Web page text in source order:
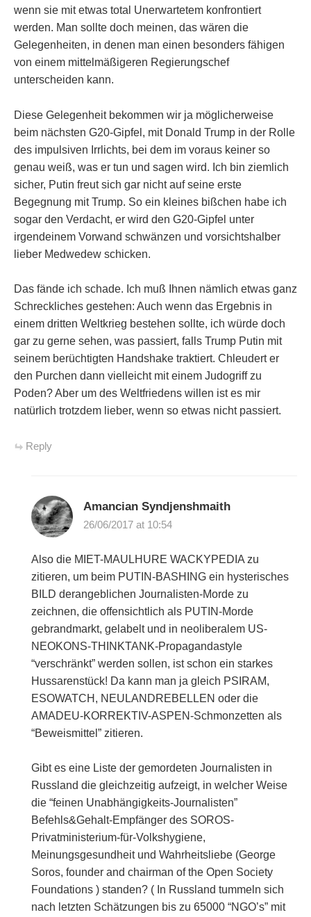
wenn sie mit etwas total Unerwartetem konfrontiert
werden. Man sollte doch meinen, das wären die
Gelegenheiten, in denen man einen besonders fähigen
von einem mittelmäßigeren Regierungschef
unterscheiden kann.
Diese Gelegenheit bekommen wir ja möglicherweise
beim nächsten G20-Gipfel, mit Donald Trump in der Rolle
des impulsiven Irrlichts, bei dem im voraus keiner so
genau weiß, was er tun und sagen wird. Ich bin ziemlich
sicher, Putin freut sich gar nicht auf seine erste
Begegnung mit Trump. So ein kleines bißchen habe ich
sogar den Verdacht, er wird den G20-Gipfel unter
irgendeinem Vorwand schwänzen und vorsichtshalber
lieber Medwedew schicken.
Das fände ich schade. Ich muß Ihnen nämlich etwas ganz
Schreckliches gestehen: Auch wenn das Ergebnis in
einem dritten Weltkrieg bestehen sollte, ich würde doch
gar zu gerne sehen, was passiert, falls Trump Putin mit
seinem berüchtigten Handshake traktiert. Chleudert er
den Purchen dann vielleicht mit einem Judogriff zu
Poden? Aber um des Weltfriedens willen ist es mir
natürlich trotzdem lieber, wenn so etwas nicht passiert.
Reply
Amancian Syndjenshmaith
26/06/2017 at 10:54
Also die MIET-MAULHURE WACKYPEDIA zu
zitieren, um beim PUTIN-BASHING ein hysterisches
BILD derangeblichen Journalisten-Morde zu
zeichnen, die offensichtlich als PUTIN-Morde
gebrandmarkt, gelabelt und in neoliberalem US-
NEOKONS-THINKTANK-Propagandastyle
“verschränkt” werden sollen, ist schon ein starkes
Hussarenstück! Da kann man ja gleich PSIRAM,
ESOWATCH, NEULANDREBELLEN oder die
AMADEU-KORREKTIV-ASPEN-Schmonzetten als
“Beweismittel” zitieren.
Gibt es eine Liste der gemordeten Journalisten in
Russland die gleichzeitig aufzeigt, in welcher Weise
die “feinen Unabhängigkeits-Journalisten”
Befehls&Gehalt-Empfänger des SOROS-
Privatministerium-für-Volkshygiene,
Meinungsgesundheit und Wahrheitsliebe (George
Soros, founder and chairman of the Open Society
Foundations ) standen? ( In Russland tummeln sich
nach letzten Schätzungen bis zu 65000 “NGO’s” mit